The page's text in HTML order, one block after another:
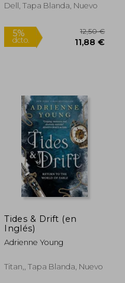
5%
dcto.
Dell, Tapa Blanda, Nuevo
Tides & Drift (en
Inglés)
Adrienne Young
Titan,, Tapa Blanda, Nuevo